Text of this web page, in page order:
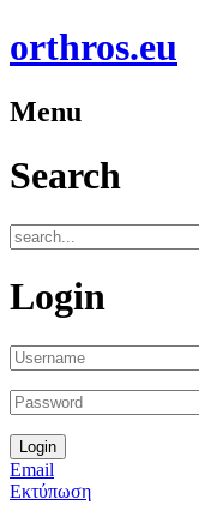
orthros.eu
Menu
Search
Login
Email
Εκτύπωση